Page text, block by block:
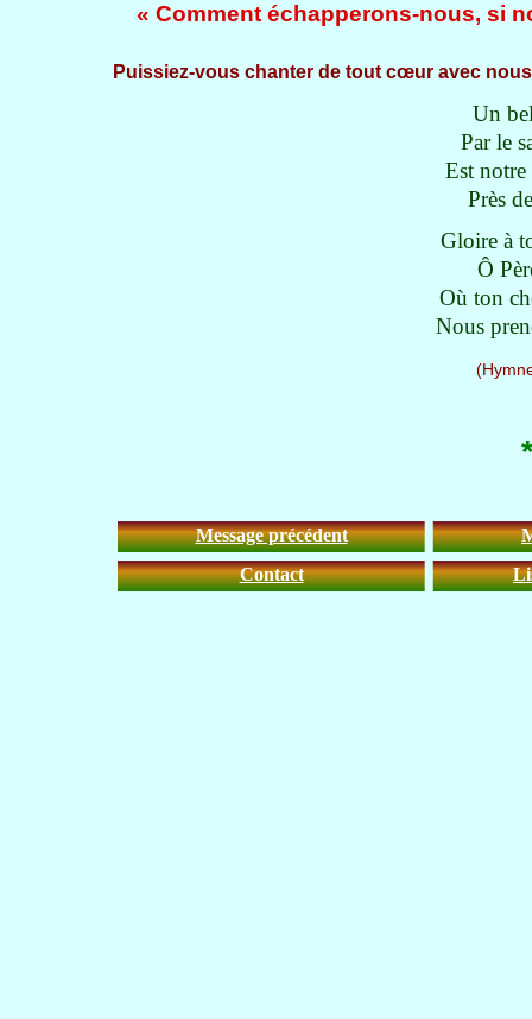
« Comment échapperons-nous, si
Puissiez-vous chanter de tout cœur avec
Un
Par le
Est notre
Près
Gloire à
Ô
Où ton
Nous
Message précédent
Contact